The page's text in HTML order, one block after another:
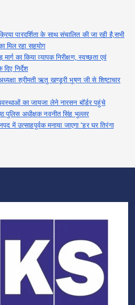
पारदर्शिता के साथ संचालित की जा रही है,सभी
मिल रहा सहयोग
का किया व्यापक निरीक्षण, स्वच्छता एवं
निर्देश
श्रीमती ऋतु खण्डूरी भूषण जी से शिष्टाचार
का जायजा लेने नारसन बॉर्डर पहुंचे
पुलिस अधीक्षक नवनीत सिंह भुल्लर
उत्साहपूर्वक मनाया जाएगा “हर घर तिरंगा